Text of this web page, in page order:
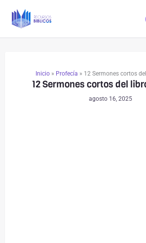
Inicio» Profecía » 12 Sermones cortos
12 Sermones cortos del
agosto 16, 2025